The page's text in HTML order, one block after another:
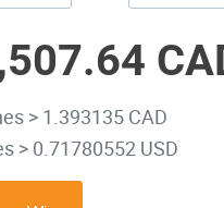
> 1.393135 CAD
> 0.71780552 USD